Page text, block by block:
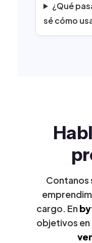
¿Qué
sé cómo
Contanos
cargo. En
objetivos en